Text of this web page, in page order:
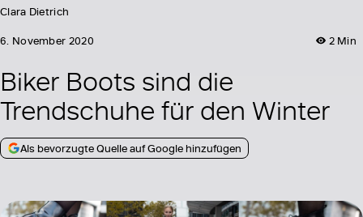
Clara Dietrich
2 Min
6. November 2020
Biker Boots sind die
Trendschuhe für den Winter
Als bevorzugte Quelle auf Google hinzufügen